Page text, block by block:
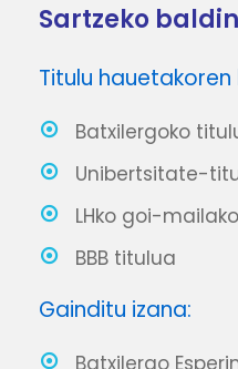
Sartzeko
Titulu
Batxilergoko
Unibertsitate-
LHko goi-
BBB titulua
Gainditu izana:
Batxilergo